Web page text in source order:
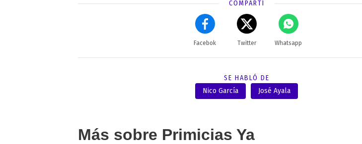
COMPARTÍ
Facebok Twitter Whatsapp
SE HABLÓ DE
Nico García
José Ayala
Más sobre Primicias Ya